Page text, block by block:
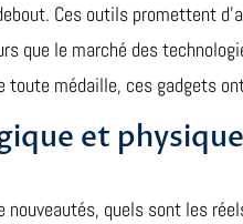
Ces outils promettent
que le marché des
toute médaille, ces gadgets
et
nouveautés, quels sont les